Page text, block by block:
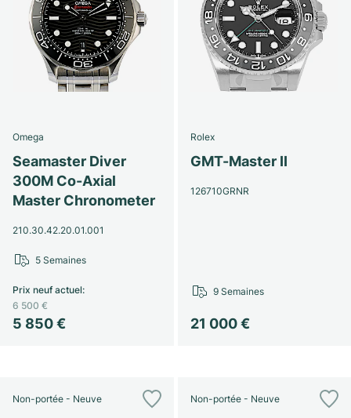
Omega
Seamaster Diver
300M Co-Axial
Master Chronometer
210.30.42.20.01.001
5 850 €
Prix neuf actuel:
6 500 €
5 Semaines
Rolex
GMT-Master II
126710GRNR
21 000 €
9 Semaines
Non-portée - Neuve Non-portée - Neuve